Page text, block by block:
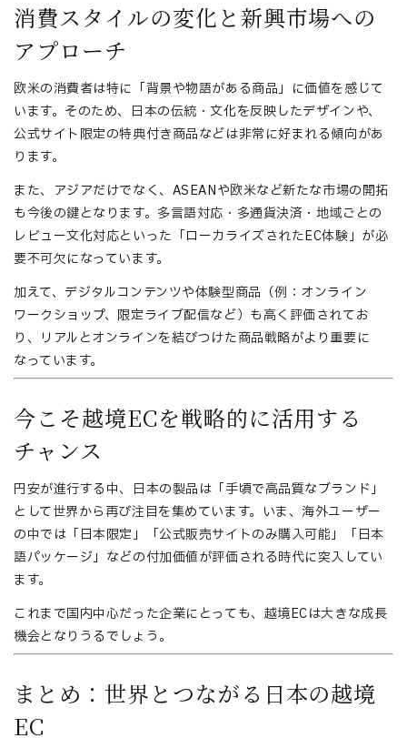
消費スタイルの変化と新興市場への
アプローチ
欧米の消費者は特に「背景や物語がある商品」に価値を感じて
います。そのため、日本の伝統・文化を反映したデザインや、
公式サイト限定の特典付き商品などは非常に好まれる傾向があ
ります。
また、アジアだけでなく、ASEANや欧米など新たな市場の開拓
も今後の鍵となります。多言語対応・多通貨決済・地域ごとの
レビュー文化対応といった「ローカライズされたEC体験」が必
要不可欠になっています。
加えて、デジタルコンテンツや体験型商品（例：オンライン
ワークショップ、限定ライブ配信など）も高く評価されてお
り、リアルとオンラインを結びつけた商品戦略がより重要に
なっています。
今こそ越境ECを戦略的に活用する
チャンス
円安が進行する中、日本の製品は「手頃で高品質なブランド」
として世界から再び注目を集めています。いま、海外ユーザー
の中では「日本限定」「公式販売サイトのみ購入可能」「日本
語パッケージ」などの付加価値が評価される時代に突入してい
ます。
これまで国内中心だった企業にとっても、越境ECは大きな成長
機会となりうるでしょう。
まとめ：世界とつながる日本の越境
EC